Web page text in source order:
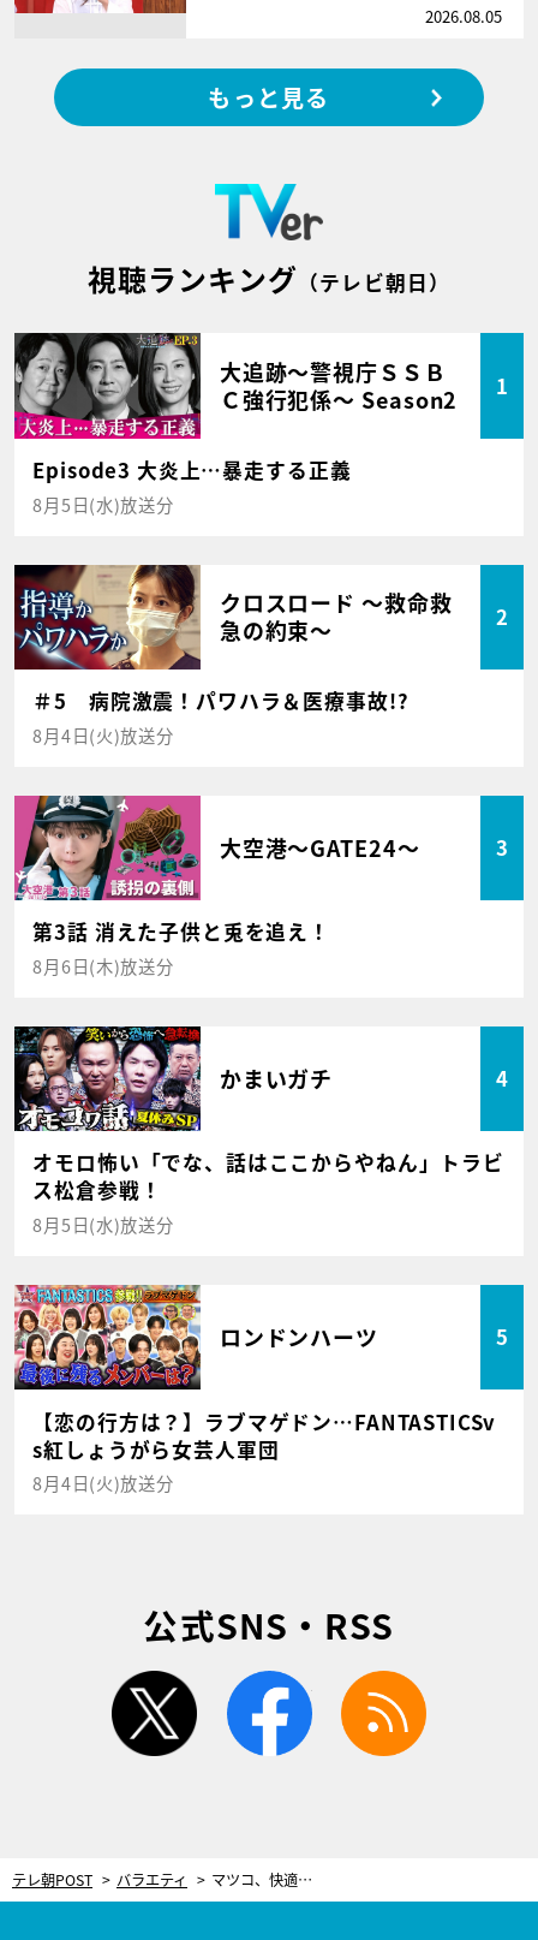
2026.08.05
もっと見る
視聴ランキング （テレビ朝日）
大追跡～警視庁ＳＳＢ
Ｃ強行犯係～ Season2
1
Episode3 大炎上…暴走する正義
8月5日(水)放送分
クロスロード ～救命救
急の約束～
2
＃5 病院激震！パワハラ＆医療事故!?
8月4日(火)放送分
大空港～GATE24～ 3
第3話 消えた子供と兎を追え！
8月6日(木)放送分
かまいガチ 4
オモロ怖い「でな、話はここからやねん」トラビ
ス松倉参戦！
8月5日(水)放送分
ロンドンハーツ 5
【恋の行方は？】ラブマゲドン…FANTASTICSv
s紅しょうがら女芸人軍団
8月4日(火)放送分
公式SNS・RSS
twitter facebook
テレ朝POST バラエティ マツコ、快適すぎた入院生活で「唯一ヤバかったこと」。退院後に溜まった“欲求”が爆発！